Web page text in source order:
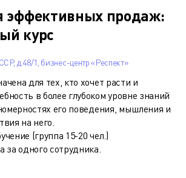
эффективных продаж:
курс
д.48/1, бизнес-центр «Респект»
для тех, кто хочет расти и
в более глубоком уровне знаний
его поведения, мышления и
на него.
(группа 15-20 чел.)
за одного сотрудника.